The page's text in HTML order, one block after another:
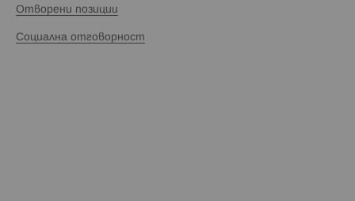
Отворени позиции
Социална отговорност